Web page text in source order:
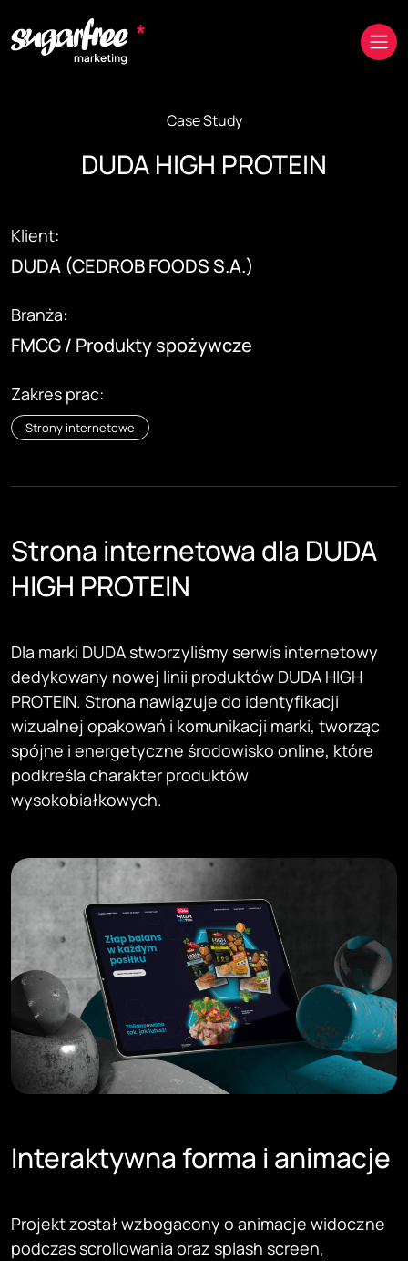
Case Study
DUDA HIGH PROTEIN
Klient:
DUDA (CEDROB FOODS S.A.)
Branża:
FMCG / Produkty spożywcze
Zakres prac:
Strony internetowe
Strona internetowa dla DUDA
HIGH PROTEIN
Dla marki DUDA stworzyliśmy serwis internetowy
dedykowany nowej linii produktów DUDA HIGH
PROTEIN. Strona nawiązuje do identyfikacji
wizualnej opakowań i komunikacji marki, tworząc
spójne i energetyczne środowisko online, które
podkreśla charakter produktów
wysokobiałkowych.
Interaktywna forma i animacje
Projekt został wzbogacony o animacje widoczne
podczas scrollowania oraz splash screen,